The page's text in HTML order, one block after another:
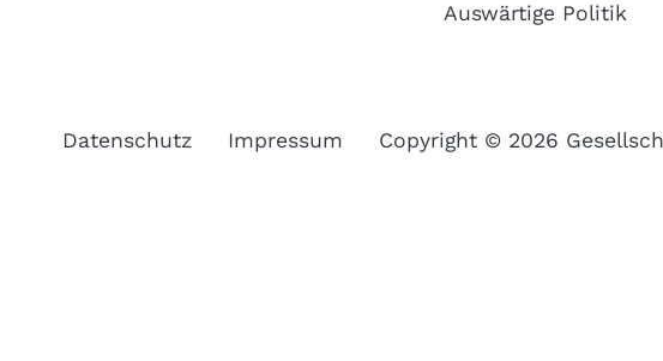
Auswärtige Politik
Datenschutz Impressum Copyright © 2026